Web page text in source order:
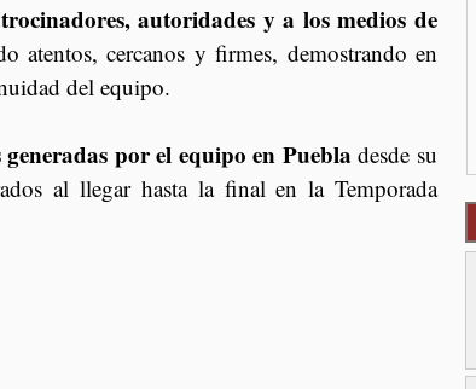
autoridades y a los medios de
atentos, cercanos y firmes, demostrando en
del equipo.
generadas por el equipo en Puebla desde su
al llegar hasta la final en la Temporada